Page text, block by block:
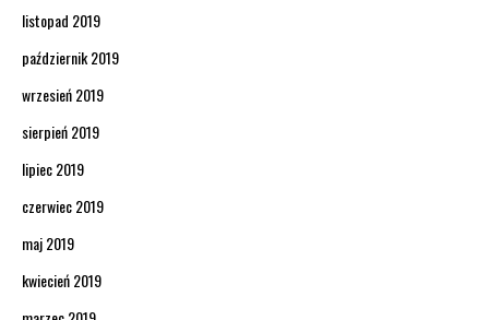
listopad 2019
październik 2019
wrzesień 2019
sierpień 2019
lipiec 2019
czerwiec 2019
maj 2019
kwiecień 2019